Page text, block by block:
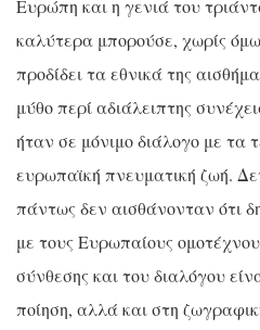
Ευρώπη και η γενιά του
καλύτερα μπορούσε, χωρίς
προδίδει τα εθνικά της
μύθο περί αδιάλειπτης
ήταν σε μόνιμο διάλογο με τα
ευρωπαϊκή πνευματική ζωή.
πάντως δεν αισθάνονταν ότι
με τους Ευρωπαίους
σύνθεσης και του διαλόγου
ποίηση, αλλά και στη